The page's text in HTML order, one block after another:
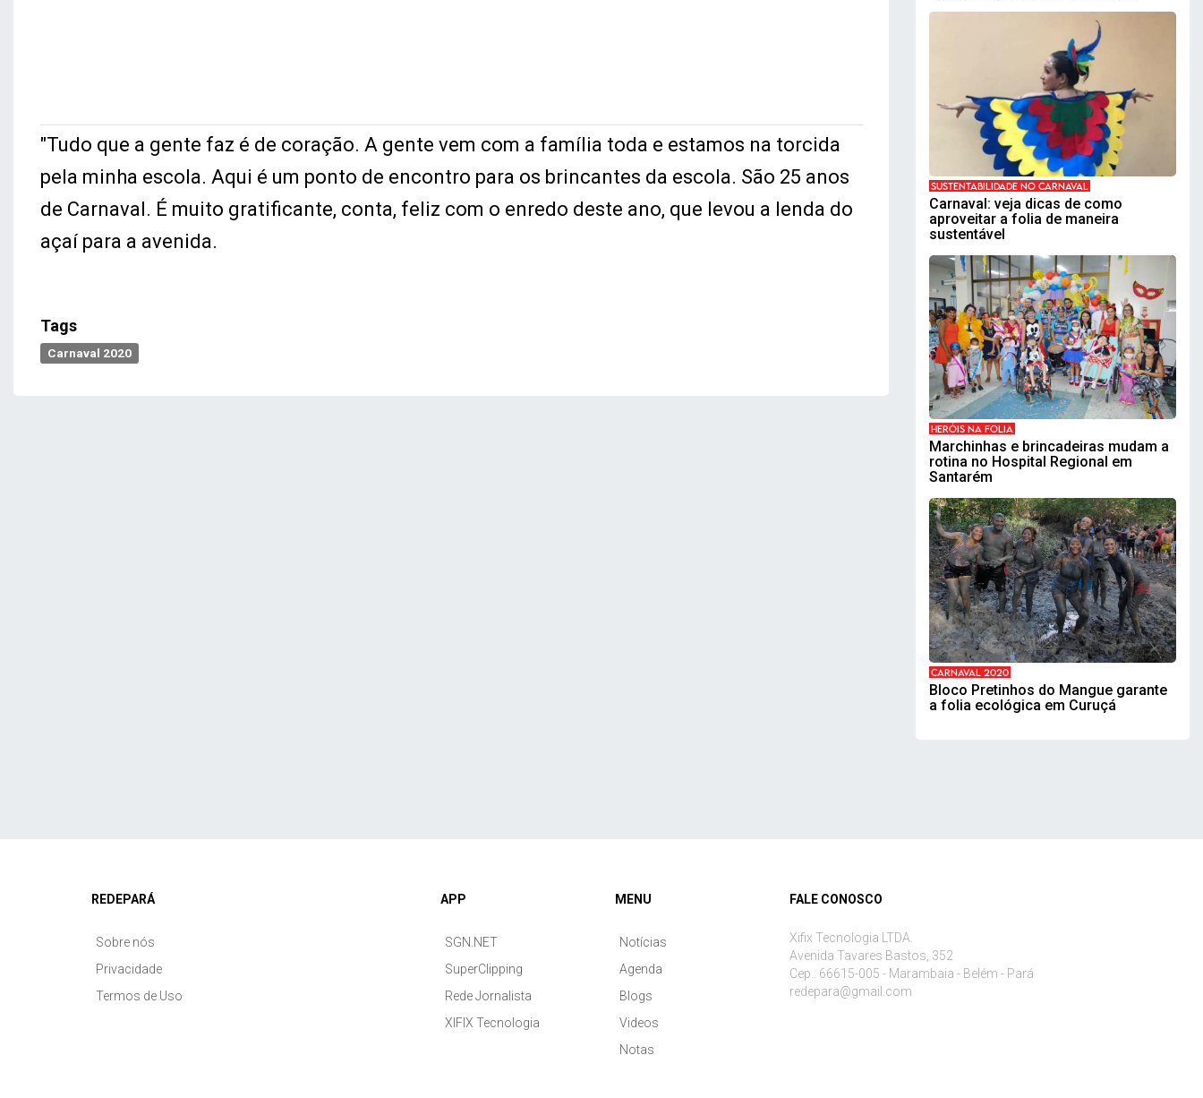
"Tudo que a gente faz é de coração. A gente vem com a família toda e estamos na torcida
pela minha escola. Aqui é um ponto de encontro para os brincantes da escola. São 25 anos
de Carnaval. É muito gratificante, conta, feliz com o enredo deste ano, que levou a lenda do
açaí para a avenida.
Tags
Carnaval 2020
SUSTENTABILIDADE NO CARNAVAL
Carnaval: veja dicas de como
aproveitar a folia de maneira
sustentável
HERÓIS NA FOLIA
Marchinhas e brincadeiras mudam a
rotina no Hospital Regional em
Santarém
CARNAVAL 2020
Bloco Pretinhos do Mangue garante
a folia ecológica em Curuçá
REDEPARÁ
Sobre nós
Privacidade
Termos de Uso
APP
SGN.NET
SuperClipping
Rede Jornalista
XIFIX Tecnologia
MENU
Notícias
Agenda
Blogs
Videos
Notas
FALE CONOSCO
Xifix Tecnologia LTDA.
Avenida Tavares Bastos, 352
Cep.: 66615-005 - Marambaia - Belém - Pará
redepara@gmail.com